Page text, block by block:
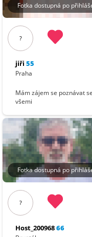
Fotka dostupná po
?
jiři 55
Praha
Mám zájem se poznávat se
všemi
Fotka dostupná po
?
Host_20096866